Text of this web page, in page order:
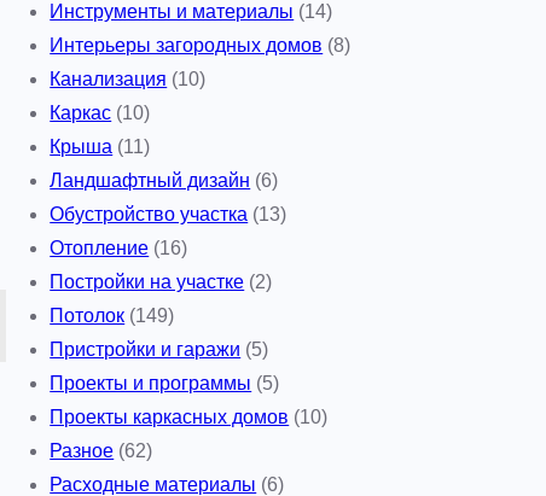
Инструменты и материалы (14)
Интерьеры загородных домов (8)
Канализация (10)
Каркас (10)
Крыша (11)
Ландшафтный дизайн (6)
Обустройство участка (13)
Отопление (16)
Постройки на участке (2)
Потолок (149)
Пристройки и гаражи (5)
Проекты и программы (5)
Проекты каркасных домов (10)
Разное (62)
Расходные материалы (6)